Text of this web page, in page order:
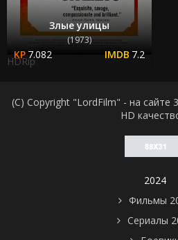
Злые улицы
(1973)
7.082 7.2
HDRip
(C) Copyright "LordFilm" - на сайте
HD
2024
Фильмы
Сериалы